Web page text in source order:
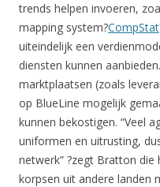
trends helpen invoeren,
mapping system?CompStat
uiteindelijk een
diensten kunnen
marktplaatsen (zoals
op BlueLine mogelijk
kunnen bekostigen. “Veel
uniformen en uitrusting,
netwerk” ?zegt Bratton
korpsen uit andere landen